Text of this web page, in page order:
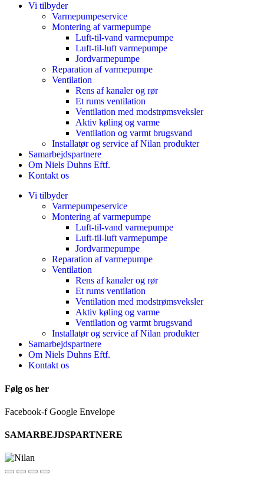
Vi tilbyder
Varmepumpeservice
Montering af varmepumpe
Luft-til-vand varmepumpe
Luft-til-luft varmepumpe
Jordvarmepumpe
Reparation af varmepumpe
Ventilation
Rens af kanaler og rør
Et rums ventilation
Ventilation med modstrømsveksler
Aktiv køling og varme
Ventilation og varmt brugsvand
Installatør og service af Nilan produkter
Samarbejdspartnere
Om Niels Duhns Eftf.
Kontakt os
Vi tilbyder
Varmepumpeservice
Montering af varmepumpe
Luft-til-vand varmepumpe
Luft-til-luft varmepumpe
Jordvarmepumpe
Reparation af varmepumpe
Ventilation
Rens af kanaler og rør
Et rums ventilation
Ventilation med modstrømsveksler
Aktiv køling og varme
Ventilation og varmt brugsvand
Installatør og service af Nilan produkter
Samarbejdspartnere
Om Niels Duhns Eftf.
Kontakt os
Følg os her
Facebook-f Google Envelope
SAMARBEJDSPARTNERE